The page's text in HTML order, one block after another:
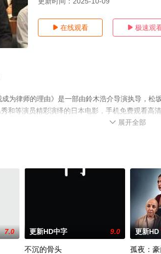
 在线观看  极速观
为律师的理由》是一部由鈴木浩介导演执导，
和等演员精彩演绎的日本电影，手机免费观看高
 展开全部
7.0 更新HD中字 9.0
不沉的骨头
更新HD
孤夜：